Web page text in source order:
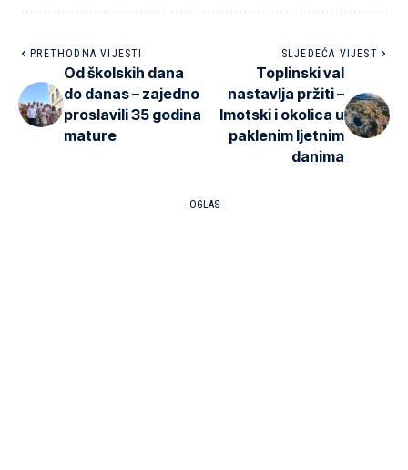
PRETHODNA VIJESTI
Od školskih dana
do danas – zajedno
proslavili 35 godina
mature
SLJEDEĆA VIJEST
Toplinski val
nastavlja pržiti –
Imotski i okolica u
paklenim ljetnim
danima
- OGLAS -